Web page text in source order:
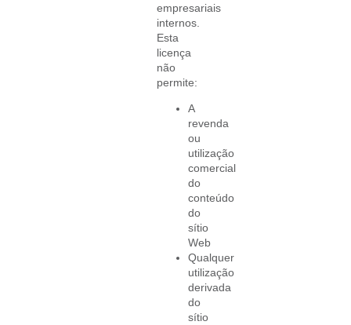
empresariais
internos.
Esta
licença
não
permite:
A
revenda
ou
utilização
comercial
do
conteúdo
do
sítio
Web
Qualquer
utilização
derivada
do
sítio